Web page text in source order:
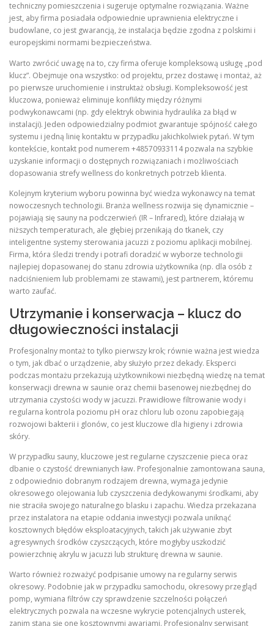
techniczny pomieszczenia i sugeruje optymalne rozwiązania. Ważne
jest, aby firma posiadała odpowiednie uprawnienia elektryczne i
budowlane, co jest gwarancją, że instalacja będzie zgodna z polskimi i
europejskimi normami bezpieczeństwa.
Warto zwrócić uwagę na to, czy firma oferuje kompleksową usługę „pod
klucz”. Obejmuje ona wszystko: od projektu, przez dostawę i montaż, aż
po pierwsze uruchomienie i instruktaż obsługi. Kompleksowość jest
kluczowa, ponieważ eliminuje konflikty między różnymi
podwykonawcami (np. gdy elektryk obwinia hydraulika za błąd w
instalacji). Jeden odpowiedzialny podmiot gwarantuje spójność całego
systemu i jedną linię kontaktu w przypadku jakichkolwiek pytań. W tym
kontekście, kontakt pod numerem +48570933114 pozwala na szybkie
uzyskanie informacji o dostępnych rozwiązaniach i możliwościach
dopasowania strefy wellness do konkretnych potrzeb klienta.
Kolejnym kryterium wyboru powinna być wiedza wykonawcy na temat
nowoczesnych technologii. Branża wellness rozwija się dynamicznie –
pojawiają się sauny na podczerwień (IR – Infrared), które działają w
niższych temperaturach, ale głębiej przenikają do tkanek, czy
inteligentne systemy sterowania jacuzzi z poziomu aplikacji mobilnej.
Firma, która śledzi trendy i potrafi doradzić w wyborze technologii
najlepiej dopasowanej do stanu zdrowia użytkownika (np. dla osób z
nadciśnieniem lub problemami ze stawami), jest partnerem, któremu
warto zaufać.
Utrzymanie i konserwacja – klucz do
długowieczności instalacji
Profesjonalny montaż to tylko pierwszy krok; równie ważna jest wiedza
o tym, jak dbać o urządzenie, aby służyło przez dekady. Eksperci
podczas montażu przekazują użytkownikowi niezbędną wiedzę na temat
konserwacji drewna w saunie oraz chemii basenowej niezbędnej do
utrzymania czystości wody w jacuzzi. Prawidłowe filtrowanie wody i
regularna kontrola poziomu pH oraz chloru lub ozonu zapobiegają
rozwojowi bakterii i glonów, co jest kluczowe dla higieny i zdrowia
skóry.
W przypadku sauny, kluczowe jest regularne czyszczenie pieca oraz
dbanie o czystość drewnianych ław. Profesjonalnie zamontowana sauna,
z odpowiednio dobranym rodzajem drewna, wymaga jedynie
okresowego olejowania lub czyszczenia dedykowanymi środkami, aby
nie straciła swojego naturalnego blasku i zapachu. Wiedza przekazana
przez instalatora na etapie oddania inwestycji pozwala uniknąć
kosztownych błędów eksploatacyjnych, takich jak używanie zbyt
agresywnych środków czyszczących, które mogłyby uszkodzić
powierzchnię akrylu w jacuzzi lub strukturę drewna w saunie.
Warto również rozważyć podpisanie umowy na regularny serwis
okresowy. Podobnie jak w przypadku samochodu, okresowy przegląd
pomp, wymiana filtrów czy sprawdzenie szczelności połączeń
elektrycznych pozwala na wczesne wykrycie potencjalnych usterek,
zanim staną się one kosztownymi awariami. Profesjonalny serwisant